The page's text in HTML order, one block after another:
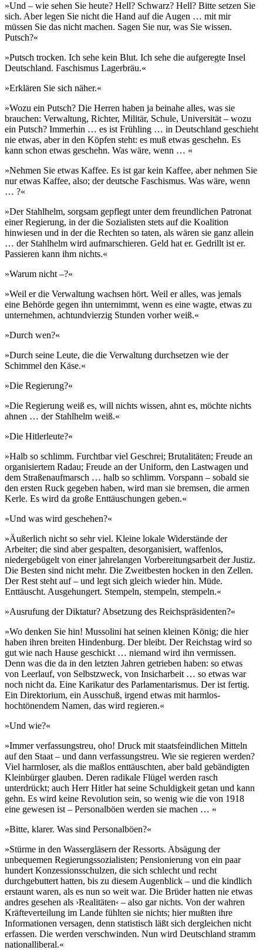
»Und – wie sehen Sie heute? Hell? Schwarz? Hell? Bitte setzen Sie
sich. Aber legen Sie nicht die Hand auf die Augen … mit mir
müssen Sie das nicht machen. Sagen Sie nur, was Sie wissen.
Putsch?«
»Putsch trocken. Ich sehe kein Blut. Ich sehe die aufgeregte Insel
Deutschland. Faschismus Lagerbräu.«
»Erklären Sie sich näher.«
»Wozu ein Putsch? Die Herren haben ja beinahe alles, was sie
brauchen: Verwaltung, Richter, Militär, Schule, Universität – wozu
ein Putsch? Immerhin … es ist Frühling … in Deutschland geschieht
nie etwas, aber in den Köpfen steht: es muß etwas geschehn. Es
kann schon etwas geschehn. Was wäre, wenn … «
»Nehmen Sie etwas Kaffee. Es ist gar kein Kaffee, aber nehmen Sie
nur etwas Kaffee, also; der deutsche Faschismus. Was wäre, wenn
… ?«
»Der Stahlhelm, sorgsam gepflegt unter dem freundlichen Patronat
einer Regierung, in der die Sozialisten stets auf die Koalition
hinwiesen und in der die Rechten so taten, als wären sie ganz allein
… der Stahlhelm wird aufmarschieren. Geld hat er. Gedrillt ist er.
Passieren kann ihm nichts.«
»Warum nicht –?«
»Weil er die Verwaltung wachsen hört. Weil er alles, was jemals
eine Behörde gegen ihn unternimmt, wenn es eine wagte, etwas zu
unternehmen, achtundvierzig Stunden vorher weiß.«
»Durch wen?«
»Durch seine Leute, die die Verwaltung durchsetzen wie der
Schimmel den Käse.«
»Die Regierung?«
»Die Regierung weiß es, will nichts wissen, ahnt es, möchte nichts
ahnen … der Stahlhelm weiß.«
»Die Hitlerleute?«
»Halb so schlimm. Furchtbar viel Geschrei; Brutalitäten; Freude an
organisiertem Radau; Freude an der Uniform, den Lastwagen und
dem Straßenaufmarsch … halb so schlimm. Vorspann – sobald sie
den ersten Ruck gegeben haben, wird man sie bremsen, die armen
Kerle. Es wird da große Enttäuschungen geben.«
»Und was wird geschehen?«
»Äußerlich nicht so sehr viel. Kleine lokale Widerstände der
Arbeiter; die sind aber gespalten, desorganisiert, waffenlos,
niedergebügelt von einer jahrelangen Vorbereitungsarbeit der Justiz.
Die Besten sind nicht mehr. Die Zweitbesten hocken in den Zellen.
Der Rest steht auf – und legt sich gleich wieder hin. Müde.
Enttäuscht. Ausgehungert. Stempeln, stempeln, stempeln.«
»Ausrufung der Diktatur? Absetzung des Reichspräsidenten?«
»Wo denken Sie hin! Mussolini hat seinen kleinen König; die hier
haben ihren breiten Hindenburg. Der bleibt. Der Reichstag wird so
gut wie nach Hause geschickt … niemand wird ihn vermissen.
Denn was die da in den letzten Jahren getrieben haben: so etwas
von Leerlauf, von Selbstzweck, von Insicharbeit … so etwas war
noch nicht da. Eine Karikatur des Parlamentarismus. Der ist fertig.
Ein Direktorium, ein Ausschuß, irgend etwas mit harmlos-
hochtönendem Namen, das wird regieren.«
»Und wie?«
»Immer verfassungstreu, oho! Druck mit staatsfeindlichen Mitteln
auf den Staat – und dann verfassungstreu. Wie sie regieren werden?
Viel harmloser, als die maßlos enttäuschten, aber bald gebändigten
Kleinbürger glauben. Deren radikale Flügel werden rasch
unterdrückt; auch Herr Hitler hat seine Schuldigkeit getan und kann
gehn. Es wird keine Revolution sein, so wenig wie die von 1918
eine gewesen ist – Personalböen werden sie machen … «
»Bitte, klarer. Was sind Personalböen?«
»Stürme in den Wassergläsern der Ressorts. Absägung der
unbequemen Regierungssozialisten; Pensionierung von ein paar
hundert Konzessionsschulzen, die sich schlecht und recht
durchgebuttert hatten, bis zu diesem Augenblick – und die kindlich
erstaunt waren, als es nun so weit war. Die Brüder hatten nie etwas
andres gesehen als ›Realitäten‹ – also gar nichts. Von der wahren
Kräfteverteilung im Lande fühlten sie nichts; hier mußten ihre
Informationen versagen, denn statistisch läßt sich dergleichen nicht
erfassen. Die werden verschwinden. Nun wird Deutschland stramm
nationalliberal.«